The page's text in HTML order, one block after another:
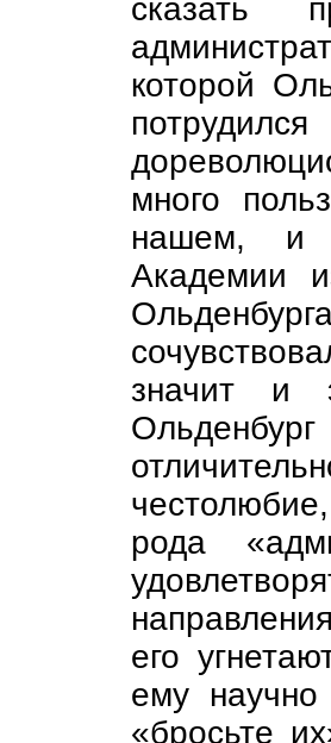
сказать
которой
много
нашем, и
Академии
значит и
рода
его
ему научно
«бросьте